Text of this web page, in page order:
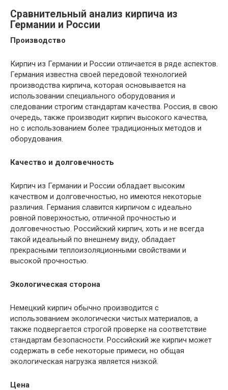
Сравнительный анализ кирпича из
Германии и России
Производство
Кирпич из Германии и России отличается в ряде аспектов.
Германия известна своей передовой технологией
производства кирпича, которая основывается на
использовании специального оборудования и
следовании строгим стандартам качества. Россия, в свою
очередь, также производит кирпич высокого качества,
но с использованием более традиционных методов и
оборудования.
Качество и долговечность
Кирпич из Германии и России обладает высоким
качеством и долговечностью, но имеются некоторые
различия. Германия славится кирпичом с идеально
ровной поверхностью, отличной прочностью и
долговечностью. Российский кирпич, хоть и не всегда
такой идеальный по внешнему виду, обладает
прекрасными теплоизоляционными свойствами и
высокой прочностью.
Экологическая сторона
Немецкий кирпич обычно производится с
использованием экологически чистых материалов, а
также подвергается строгой проверке на соответствие
стандартам безопасности. Российский же кирпич может
содержать в себе некоторые примеси, но общая
экологическая нагрузка является низкой.
Цена